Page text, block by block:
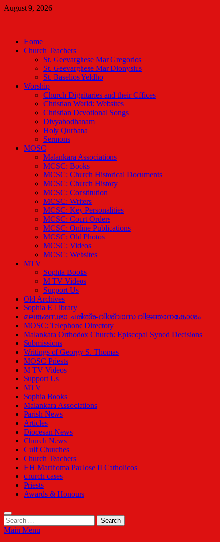
Skip
August 9, 2026
Home
Church Teachers
St. Geevarghese Mar Gregorios
St. Geevarghese Mar Dionysius
St. Baselios Yeldho
Worship
Church Dignitaries and their Offices
Christian World: Websites
Christian Devotional Songs
Divyabodhanam
Holy Qurbana
Sermons
MOSC
Malankara Associations
MOSC: Books
MOSC: Church Historical Documents
MOSC: Church History
MOSC: Constitution
MOSC: Writers
MOSC: Key Personalities
MOSC: Court Orders
MOSC: Online Publications
MOSC: Old Photos
MOSC: Videos
MOSC: Websites
MTV
Sophia Books
M TV Videos
Support Us
Old Archives
Sophia E Library
മലങ്കരസഭാ ചരിത്ര-വിശ്വാസ വിജ്ഞാനകോശം
MOSC: Telephone Directory
Malankara Orthodox Church: Episcopal Synod Decisions
Submissions
Writings of Georgy S. Thomas
MOSC Priests
M TV Videos
Support Us
MTV
Sophia Books
Malankara Associations
Parish News
Articles
Diocesan News
Church News
Gulf Churches
Church Teachers
HH Marthoma Paulose II Catholicos
church cases
Priests
Awards & Honours
Search
for:
Main Menu